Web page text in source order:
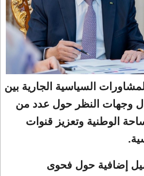
السياسية الجارية بين
وجهات النظر حول عدد من
الوطنية وتعزيز قنوات
إضافية حول فحوى